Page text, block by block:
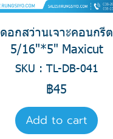
ดอกสว่านเจาะคอนกรีต
5/16"*5" Maxicut
SKU : TL-DB-041
฿45
Add to cart